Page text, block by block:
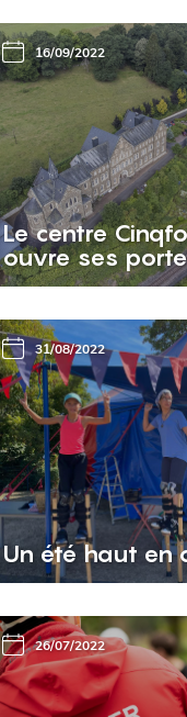
16/09/2022
Le centre
ouvre ses
31/08/2022
Un été haut en
26/07/2022